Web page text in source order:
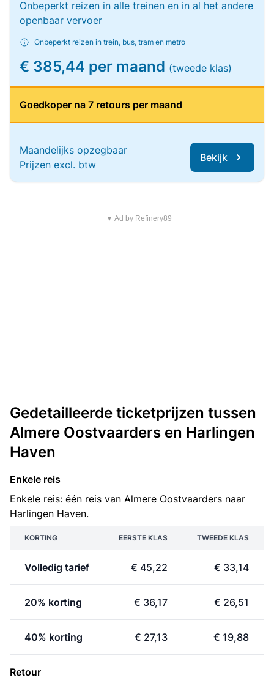
Onbeperkt reizen in alle treinen en in al het andere
openbaar vervoer
Onbeperkt reizen in trein, bus, tram en metro
€ 385,44 per maand (tweede klas)
Goedkoper na 7 retours per maand
Maandelijks opzegbaar
Prijzen excl. btw
Bekijk
▼ Ad by Refinery89
Gedetailleerde ticketprijzen tussen
Almere Oostvaarders en Harlingen
Haven
Enkele reis
Enkele reis: één reis van Almere Oostvaarders naar
Harlingen Haven.
KORTING EERSTE KLAS TWEEDE KLAS
Volledig tarief € 45,22 € 33,14
20% korting € 36,17 € 26,51
40% korting € 27,13 € 19,88
Retour